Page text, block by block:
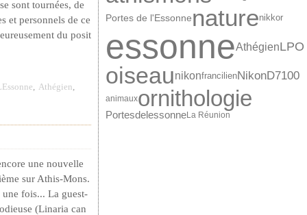
sont tournées, de
et personnels de ce
du posit
, Athégien,
une nouvelle
sur Athis-Mons.
une fois... La guest-
(Linaria can
Portes de l'Essonnenaturenikkor
essonneAthégienLPO
oiseaunikonfrancilienNikonD7100
animauxornithologie
PortesdelessonneLa Réunion